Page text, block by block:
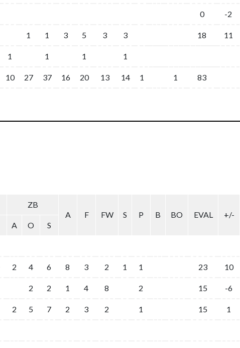
0 -2
1 1 3 5 3 3 18 11
1 1 1 1
10 27 37 16 20 13 14 1 1 83
ZB
A
F FW S P B BO EVAL
+/-
A O S
2 4 6 8 3 2 1 1 23 10
2 2 1 4 8 2 15 -6
2 5 7 2 3 2 1 15 1